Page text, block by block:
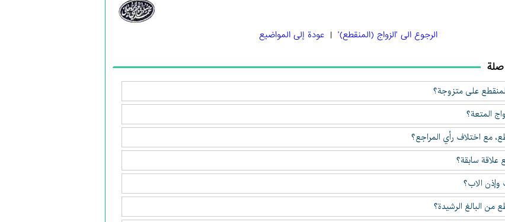
الرجوع الی 'الزواج (المنقطع)' |عودة إلى المواضيع
على متزوجة؟
المتعة؟
مع اختلاف رأي المراجع؟
علاقة سابقة؟
وإذن الاب؟
من البالغ الرشيدة؟